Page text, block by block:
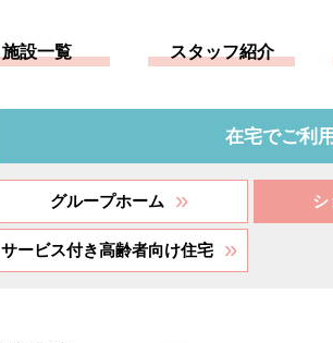
施設一覧 スタッフ紹介
在宅でご利
グループホーム » シ
サービス付き高齢者向け住宅 »